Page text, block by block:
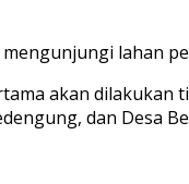
lahan
akan dilakukan
dan Desa